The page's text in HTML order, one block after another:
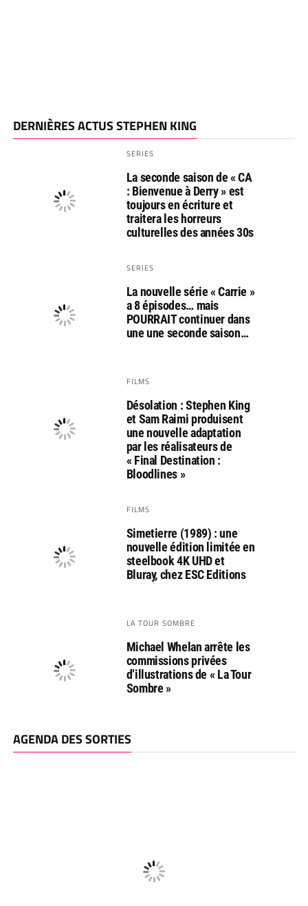
DERNIÈRES ACTUS STEPHEN KING
SERIES
La seconde saison de « CA
: Bienvenue à Derry » est
toujours en écriture et
traitera les horreurs
culturelles des années 30s
SERIES
La nouvelle série « Carrie »
a 8 épisodes… mais
POURRAIT continuer dans
une une seconde saison…
FILMS
Désolation : Stephen King
et Sam Raimi produisent
une nouvelle adaptation
par les réalisateurs de
« Final Destination :
Bloodlines »
FILMS
Simetierre (1989) : une
nouvelle édition limitée en
steelbook 4K UHD et
Bluray, chez ESC Editions
LA TOUR SOMBRE
Michael Whelan arrête les
commissions privées
d’illustrations de « La Tour
Sombre »
AGENDA DES SORTIES